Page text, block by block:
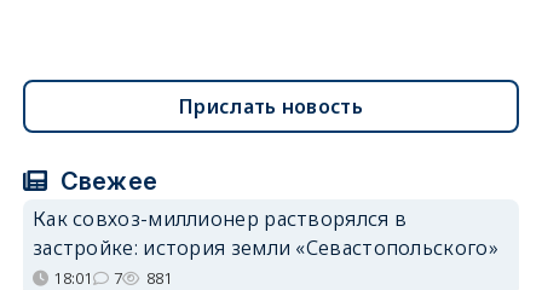
Прислать новость
Свежее
Как совхоз-миллионер растворялся в
застройке: история земли «Севастопольского»
18:01 7 881